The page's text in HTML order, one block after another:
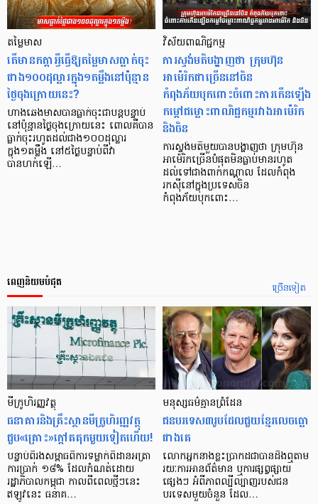
តម្លៃមាស
តើមានកត្តាអ្វីធ្វើឱ្យតម្លៃមាសធ្លាក់ចុះ
ជាង១០០ដុល្លារក្នុង១តម្លឹងនៅប៉ុន្មាន
ថ្ងៃចុងក្រោយនេះ?
ហាងឆេងមាសបានធ្លាក់ចុះជាបន្តបន្ទាប់
នៅប៉ុន្មានថ្ងៃចុងក្រោយនេះ ពោលគឺបាន
ធ្លាក់ចុះរហូតដល់ជាង១០០ដុល្លារ
ក្នុង១តម្លឹង នៅ៥ថ្ងៃបន្ទាប់ពីវា
បានហក់ឡើ…
វិស័យពាណិជ្ជកម្ម
ការស្ទង់មតិបង្ហាញថា ក្រុមហ៊ុន
អាម៉េរិកជាច្រើននៅចិន
កំពុងភ័យបុកពោះចំពោះការកើនឡើង
កម្តៅជម្លោះពាណិជ្ជកម្មរវាងអាម៉េរិក
និងចិន
ការស្ទង់មតិមួយបានបង្ហាញថា ក្រុមហ៊ុន
អាម៉េរិកច្រើនបំផុតមិនធ្លាប់មានរហូត
ដល់ទៅជាងពាក់កណ្តាល ដែលកំពុង
រកស៊ីនៅក្នុងប្រទេសចិន
កំពុងភ័យបុកពោះ…
ច្រើនទៀត
ពេញនិយមបំផុត
មីក្រូ​ហិរញ្ញវត្ថុ
ធនាគារ​និង​គ្រឹះស្ថាន​មីក្រូ​ហិរញ្ញវត្ថុ​
ជួប«គ្រោះ»ក្តៅ​គគុក​មួយ​ទៀត​ហើយ!
បន្ទាប់​ពី​រង​សម្ពាធ​​ពី​ការ​ទម្លាក់​ពិដាន​អត្រា​
ការ​ប្រាក់ ១៨​% ដែល​កំណត់​ដោយ​
រដ្ឋាភិបាល​កម្ពុជា កាល​ពី​ពេល​ថ្មីៗ​នេះ
ឥឡូវ​នេះ ធនាគ…
មនុស្ស​ធម៌​គ្មាន​ព្រំដែន
ជន​បរទេស​៣​រូប​ដែល​ជួយ​ខ្មែរ​លេច​ធ្លោ​
ជាង​គេ
លោកអ្នក​នាង​ខ្លះ​ប្រាកដ​ជា​បាន​​ដឹង​ឮ​តាម​
រយៈ​ការ​អាន​ព័ត៌មាន ឬ​ការ​ផ្សព្វផ្សាយ​
ផ្សេងៗ អំពី​ភាព​ល្បីល្បាញ​របស់​ជន​
បរទេស​មួយ​ចំនួន ដែល…